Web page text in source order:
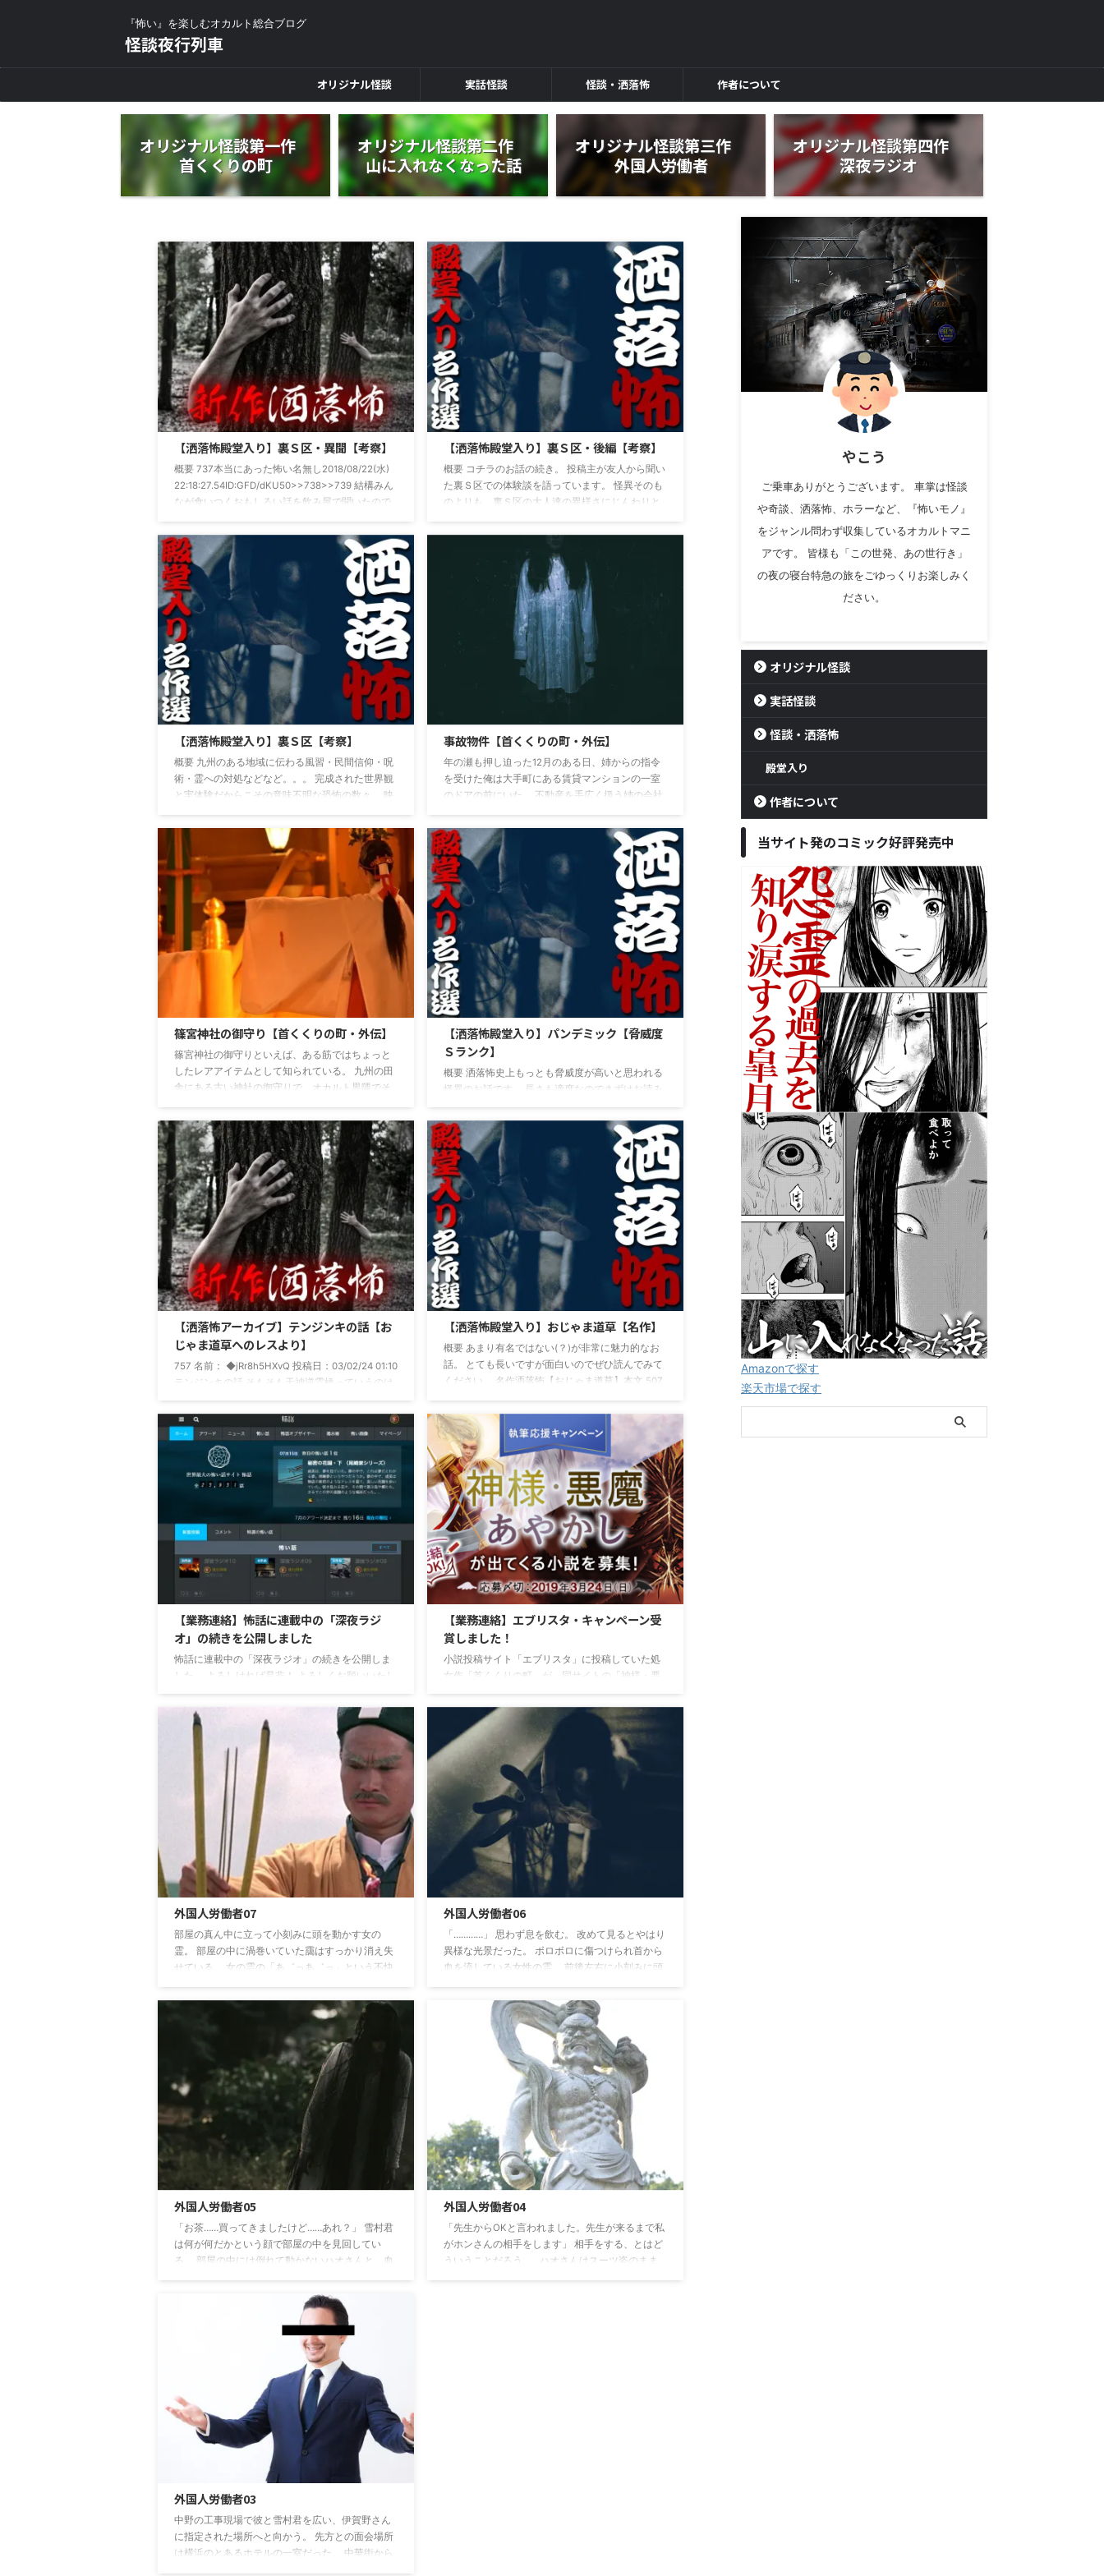
『怖い』を楽しむオカルト総合ブログ
怪談夜行列車
オリジナル怪談 実話怪談 怪談・洒落怖 作者について
オリジナル怪談第一作
首くくりの町
オリジナル怪談第二作
山に入れなくなった話
オリジナル怪談第三作
外国人労働者
オリジナル怪談第四作
深夜ラジオ
【洒落怖殿堂入り】裏Ｓ区・異聞【考察】
概要 737本当にあった怖い名無し2018/08/22(水)
22:18:27.54ID:GFD/dKU50>>738>>739 結構みん
なが食いつくおもしろい話を飲み屋で聞いたので
るが、ちょっと長いけどいい？ という書き込みで
始まった投稿。 これははたして裏Ｓ区のことなの
だろうか。。。？ 名作洒落怖【裏Ｓ区・異聞】本
文 739本当にあった怖い名無し2018/08/22(水)
22:25:39.61ID:GFD/dKU50 >&g ...
【洒落怖殿堂入り】裏Ｓ区・後編【考察】
概要 コチラのお話の続き。 投稿主が友人から聞い
た裏Ｓ区での体験談を語っています。 怪異そのも
のよりも、裏Ｓ区の大人達の異様さにじんわりと
編】本文 836 ：763 ◆MOBqqkAfh6 ：
2007/03/15(木) 05:34:27 ID:nyVgvoIt0 アクマで聞
いた話の為本当かどうかは不明。（俺の体験だと
本当と言い切れるが人の体験なので） 自分の体験
をＳ区出身の友人に話したところ彼が（仮にＫと
する）俺に酷似するような体験があると言い出し
たので聞いた話 ...
【洒落怖殿堂入り】裏Ｓ区【考察】
概要 九州のある地域に伝わる風習・民間信仰・呪
術・霊への対処などなど。。。 完成された世界観
と実体験だからこその意味不明な恐怖の数々。 映
ださい。 名作洒落怖【裏Ｓ区】本文 763 名前：本
当にあった怖い名無し[sage] 投稿日：
2007/03/14(水) 04:54:54 ID:Xss+iCNa0 [1/24] 長文
です。 九州のある地域の話。 仮だがＳ区という地
域の山を越えた地域の裏Ｓ区って呼ばれてる地域
の話。 現在では裏とは言わずに「新Ｓ区」って呼
ばれて ...
事故物件【首くくりの町・外伝】
年の瀬も押し迫った12月のある日、姉からの指令
を受けた俺は大手町にある賃貸マンションの一室
のドアの前にいた。 不動産を手広く扱う姉の会社
る。 預かっていた鍵を使って玄関を開ける。 まだ
14時だというのに早くも日は傾き始め、雑居ビル
に囲まれた部屋の中は薄暗かった。 玄関から中を
見通すも部屋の中に差し込む光はなく昼間という
感じがしない。 「ふむ」 溜息ともいえる頷きをひ
とつ。 俺は意を決して靴を脱いで部屋の中に入っ
た。 いるのだろうか。 この部屋に。 首を吊って
死んで ...
篠宮神社の御守り【首くくりの町・外伝】
篠宮神社の御守りといえば、ある筋ではちょっと
したレアアイテムとして知られている。 九州の田
舎にある古い神社の御守りで、オカルト界隈でそ
ぞ知る、というやつである。 一般に出回っている
のは社務所で販売している800円のやつで、効果
に関してもご利益があったりなかったり、ごく一
般的な普通のものである。 ある筋で貴重品とし
て重宝されているのは神主である篠宮慶宗が一つ
一つ丁寧に作った逸品で、工場で織られたものよ
りも地味で味気ない装飾ながら効果のほどは折り
紙つき ...
【洒落怖殿堂入り】パンデミック【脅威度
Ｓランク】
概要 洒落怖史上もっとも脅威度が高いと思われる
怪異のお話です。 長さも適度なのでまずはお読み
： 本当にあった怖い名無し[sage] 投稿日：
2009/04/28(火) 21:01:36 ID:y/qzGtBo0 [1/8回(PC)]
中学生の頃祖父から聞いた話（話自体は祖父の父
＝曽祖父から祖父が聞いた話） 俺の地元の山に神
主もいない古びた神社があるんだが、そこに祀ら
れている神様は所謂「祟り神」というやつで、昔
から色々な言い伝えがあった。 大半は粗末に扱う
...
【洒落怖アーカイブ】テンジンキの話【お
じゃま道草へのレスより】
757 名前： ◆jRr8h5HXvQ 投稿日：03/02/24 01:10
テンジンキの話 そもそも天神逆霊橋っていうのは
ったが、東北の方のある村の話だった。 その村で
は悪さをする子どもに「天神様の橋を渡らせる
よ」と言って嗜めるのだ。 天神様の橋というの
は、その村からそう遠く離れていない山中にある
吊り橋で、 その橋を渡ることは禁忌とされてい
た。 ただ、一年に一回だけその橋を渡る日があっ
た。「逆霊祭り」の日である。 逆霊祭りとは、
我々が良く知るお盆の様なもので ...
【洒落怖殿堂入り】おじゃま道草【名作】
概要 あまり有名ではない(？)が非常に魅力的なお
話。 とても長いですが面白いのでぜひ読んでみて
ください。 名作洒落怖【おじゃま道草】本文 507
７年前の６月、夜１０時ごろ、自宅の電話がなり
ました。いつになく、どきっとする音だったのを
覚えています。ミュージシャンの馬場君からでし
た。 －－ どうもオカシイ、口では説明できな
い。夜分申し訳ないが、来てみてほしいとのこ
と。 馬場君はバンドの合宿所として、川越に近
い、ある一軒家に引っ越したば ...
【業務連絡】怖話に連載中の「深夜ラジ
オ」の続きを公開しました
怖話に連載中の「深夜ラジオ」の続きを公開しま
した。 よろしければ是非！ よろしくお願いいたし
http://kowabana.jp/stories/32060 第二話
http://kowabana.jp/stories/32061 第三話
http://kowabana.jp/stories/32062 第四話
http://kowabana.jp/stories/32063 第五話
http://kowabana.jp/stories/32065 第六話 NEW!!
【業務連絡】エブリスタ・キャンペーン受
賞しました！
小説投稿サイト「エブリスタ」に投稿していた処
女作「首くくりの町」が、同サイトの「神様・悪
ャンペーンにて準大賞を受賞したとのこと！ キャ
ンペーンページ
https://estar.jp/official_contests/158568 嬉しいこ
とにキャンペーン受賞得点としてアドバイスまで
頂きました！ ＝＝＝＝＝＝＝＝＝＝ 「首くくりの
町」 (総評) 山犬狩りに山に入った猟友会メンバー
が全員首を吊った。災厄は町全体を崩壊の危機に
さらすほどエスカレートしていく。携帯電 ...
外国人労働者07
部屋の真ん中に立って小刻みに頭を動かす女の
霊。 部屋の中に渦巻いていた靄はすっかり消え失
せている。 女の霊の「あ゛っあ゛っ」という不快
にゆっくりと歩み寄る。 女の霊は動かない。 ただ
立ち尽くして頭を振っている。 「△△！
□◯◯△◯」 老師が何事かを唱えながら、女の
霊の胸のあたりにお札を貼り付ける。 空いた手で
印を結んで、貼り付けたお札にさらに何かを書き
付ける動作をする。 女の霊が頭をガクンとうなだ
れた。 動けないようにしたのだろうか。 ...
外国人労働者06
「…………」 思わず息を飲む。 改めて見るとやはり
異様な光景だった。 ボロボロに傷つけられ首から
血を流している女性の霊。 前後左右に小刻みに頭
る。 あ、と、だ、の中間のような「あ゛っ」とい
う声に不快感と恐ろしさを覚える。 その言葉？
声？の中に感情や意思が含まれていない、爬虫類
あるいは昆虫のような、意思疎通の絶対不可能な
断絶を感じる。 老師はお経を終えて女の霊を見
る。 と同時に女の霊がまた、揺れながらリーさん
の方へと歩き出す。 老師は動かない。 何事 ...
外国人労働者05
「お茶……買ってきましたけど……あれ？」 雪村君
は何が何だかという顔で部屋の中を見回してい
る。 部屋の中には倒れて動かないハオさんと、血
座して額にびっしょり汗をかいている俺と伊賀野
さんがいる。 「笠根さん？……どうしたんす
か？」 雪村君がおずおずという様子で聞いてく
る。 ブハー！と大きく息をつく。 「いやあヤバ
かった！雪村君、助かったよ、ありがとう」
「え？……はあ…まあ……え？」 「ホンさんの他に
とんでもないオバケが出てきてね。雪村君がピン
ポン押 ...
外国人労働者04
「先生からOKと言われました。先生が来るまで私
がホンさんの相手をします」 相手をする、とはど
ういうことだろう。 ハオさんはスーツ姿のまま
外国人労働者03
中野の工事現場で彼と雪村君を広い、伊賀野さん
に指定された場所へと向かう。 先方との面会場所
は横浜のとあるホテルの一室だった。 中華街から
やこう
ご乗車ありがとうございます。 車掌は怪談
や奇談、洒落怖、ホラーなど、『怖いモノ』
をジャンル問わず収集しているオカルトマニ
アです。 皆様も「この世発、あの世行き」
の夜の寝台特急の旅をごゆっくりお楽しみく
ださい。
オリジナル怪談
実話怪談
怪談・洒落怖
殿堂入り
作者について
当サイト発のコミック好評発売中
Amazonで探す
楽天市場で探す